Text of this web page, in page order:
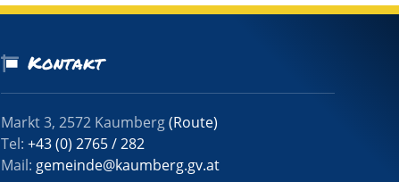
Kontakt
Markt 3, 2572 Kaumberg(Route)
Tel:+43 (0) 2765 / 282
Mail: gemeinde@kaumberg.gv.at